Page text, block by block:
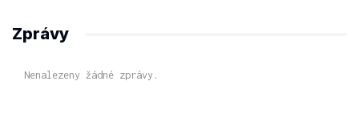
Zprávy
Nenalezeny žádné zprávy.